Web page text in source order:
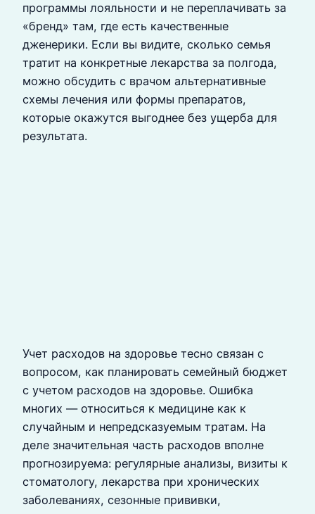
программы лояльности и не переплачивать за
«бренд» там, где есть качественные
дженерики. Если вы видите, сколько семья
тратит на конкретные лекарства за полгода,
можно обсудить с врачом альтернативные
схемы лечения или формы препаратов,
которые окажутся выгоднее без ущерба для
результата.
Учет расходов на здоровье тесно связан с
вопросом, как планировать семейный бюджет
с учетом расходов на здоровье. Ошибка
многих — относиться к медицине как к
случайным и непредсказуемым тратам. На
деле значительная часть расходов вполне
прогнозируема: регулярные анализы, визиты к
стоматологу, лекарства при хронических
заболеваниях, сезонные прививки,